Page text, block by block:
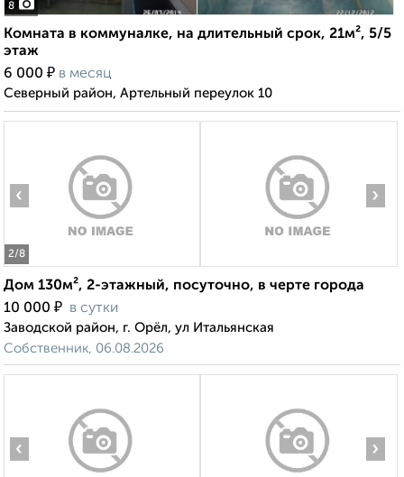
8
Комната в коммуналке, на длительный срок, 21м², 5/5
этаж
6 000 ₽ в месяц
Северный район, Артельный переулок 10
2/8
‹ ›
Дом 130м², 2-этажный, посуточно, в черте города
10 000 ₽ в сутки
Заводской район, г. Орёл, ул Итальянская
Собственник, 06.08.2026
‹ ›